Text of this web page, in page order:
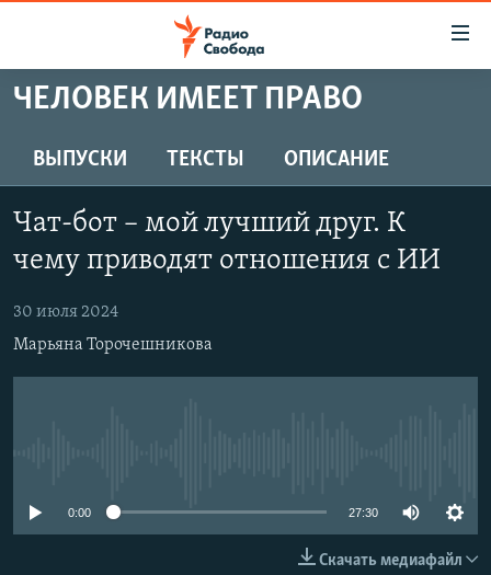
упрощенного
Вернуться
к
основному
Вернутся
навигации
Вернутся
ПОДКАСТЫ
ЦИТАТЫ СВОБОДЫ
МНЕНИЯ
КУЛЬТУРА
IDEL.РЕАЛИИ
РАСПИСАНИЕ ВЕЩАНИЯ
ЧЕЛОВЕК ИМЕЕТ ПРАВО
ВЫПУСКИ ТЕКСТЫ ОПИСАНИЕ
Чат-бот – мой лучший друг. К
чему приводят отношения с ИИ
30 июля 2024
Марьяна Торочешникова
0:00 27:30
Скачать медиафайл